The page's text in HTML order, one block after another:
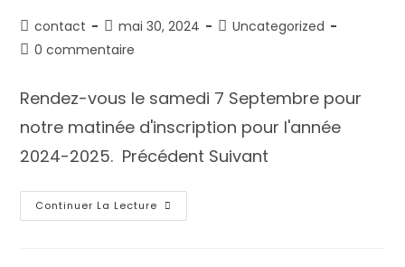
contact mai 30, 2024
Uncategorized
0 commentaire
Rendez-vous le samedi 7 Septembre pour
notre matinée d'inscription pour l'année
2024-2025. Précédent Suivant
Continuer La Lecture